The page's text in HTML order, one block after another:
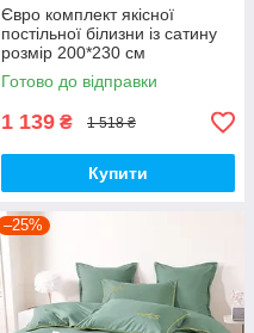
Євро комплект якісної
постільної білизни із сатину
розмір 200*230 см
Готово до відправки
1 139 ₴ 1 518 ₴
Купити
–25%